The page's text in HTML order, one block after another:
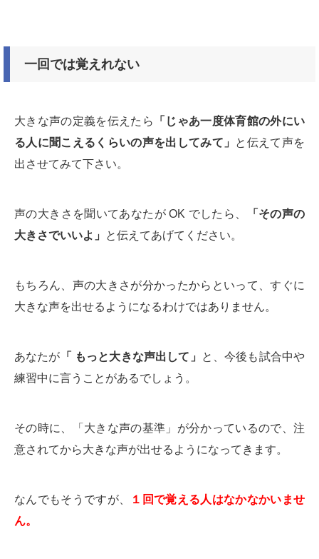
一回では覚えれない
大きな声の定義を伝えたら
「じゃあ一度体育館の外にい
る人に聞こえるくらいの声を出してみて」 と伝えて声を
出させてみて下さい。
声の大きさを聞いてあなたが OK でしたら、
「その声の
大きさでいいよ」
と伝えてあげてください。
もちろん、声の大きさが分かったからといって、すぐに
大きな声を出せるようになるわけではありません。
あなたが 「 もっと大きな声出して」
と、今後も試合中や
練習中に言うことがあるでしょう。
その時に、「大きな声の基準」が分かっているので、注
意されてから大きな声が出せるようになってきます。
なんでもそうですが、
１回で覚える人はなかなかいませ
ん。